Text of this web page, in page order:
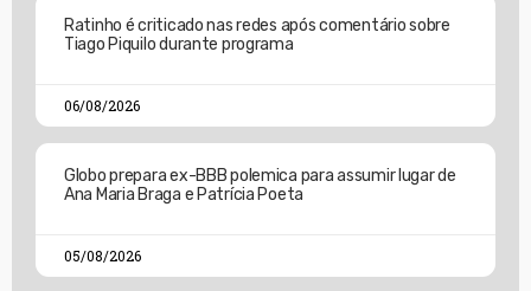
Ratinho é criticado nas redes após comentário sobre
Tiago Piquilo durante programa
06/08/2026
Globo prepara ex-BBB polemica para assumir lugar de
Ana Maria Braga e Patrícia Poeta
05/08/2026